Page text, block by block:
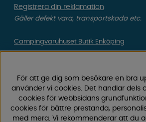
Registrera din reklamation
Gäller defekt vara, transportskada etc.
Campingvaruhuset Butik Enköping
Hitta till vår butik & se öppettider
Campingvaruhuset
Välkommen till Sveriges största utbud
För att ge dig som besökare en bra
använder vi cookies. Det handlar dels
cookies för webbsidans
cookies för bättre prestanda,
med mera. Vi rekommenderar att du